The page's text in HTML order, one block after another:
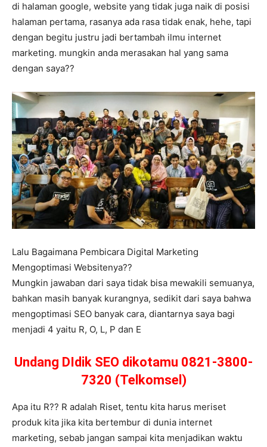
di halaman google, website yang tidak juga naik di posisi
halaman pertama, rasanya ada rasa tidak enak, hehe, tapi
dengan begitu justru jadi bertambah ilmu internet
marketing. mungkin anda merasakan hal yang sama
dengan saya??
Lalu Bagaimana Pembicara Digital Marketing
Mengoptimasi Websitenya??
Mungkin jawaban dari saya tidak bisa mewakili semuanya,
bahkan masih banyak kurangnya, sedikit dari saya bahwa
mengoptimasi SEO banyak cara, diantarnya saya bagi
menjadi 4 yaitu R, O, L, P dan E
Undang DIdik SEO dikotamu 0821-3800-
7320 (Telkomsel)
Apa itu R?? R adalah Riset, tentu kita harus meriset
produk kita jika kita bertembur di dunia internet
marketing, sebab jangan sampai kita menjadikan waktu